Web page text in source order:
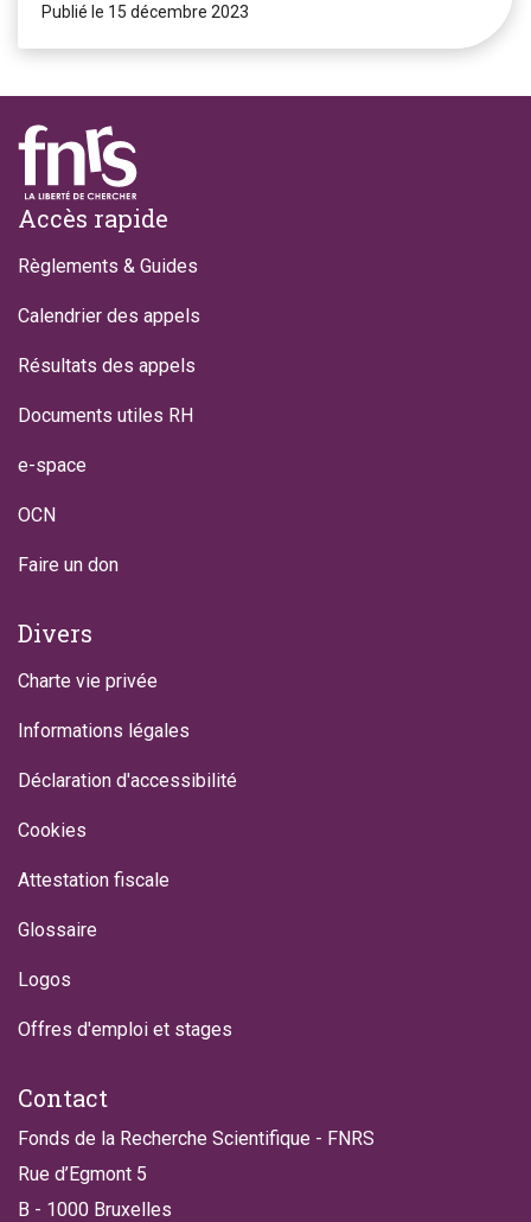
Publié le 15 décembre 2023
Footer
Accès rapide
Règlements & Guides
Calendrier des appels
Résultats des appels
Documents utiles RH
e-space
OCN
Faire un don
Divers
Charte vie privée
Informations légales
Déclaration d'accessibilité
Cookies
Attestation fiscale
Glossaire
Logos
Offres d'emploi et stages
Contact
Fonds de la Recherche Scientifique - FNRS
Rue d’Egmont 5
B - 1000 Bruxelles